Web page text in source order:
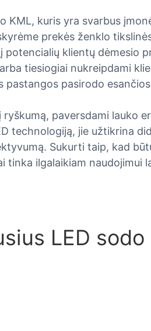
KML, kuris yra svarbus
prekės ženklo
potencialių klientų dėmesio
tiesiogiai nukreipdami
pastangos pasirodo
paversdami lauko
technologiją, jie užtikrina
Sukurti taip, kad
tinka ilgalaikiam naudojimui
LED